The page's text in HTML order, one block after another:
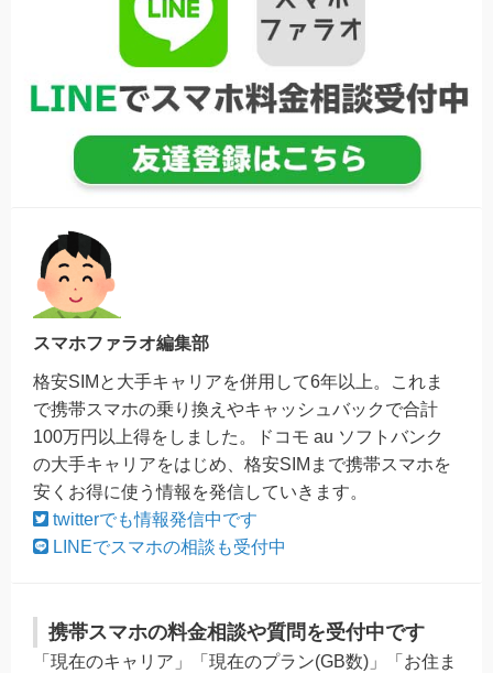
スマホファラオ編集部
格安SIMと大手キャリアを併用して6年以上。これま
で携帯スマホの乗り換えやキャッシュバックで合計
100万円以上得をしました。ドコモ au ソフトバンク
の大手キャリアをはじめ、格安SIMまで携帯スマホを
安くお得に使う情報を発信していきます。
twitterでも情報発信中です
LINEでスマホの相談も受付中
携帯スマホの料金相談や質問を受付中です
「現在のキャリア」「現在のプラン(GB数)」「お住ま